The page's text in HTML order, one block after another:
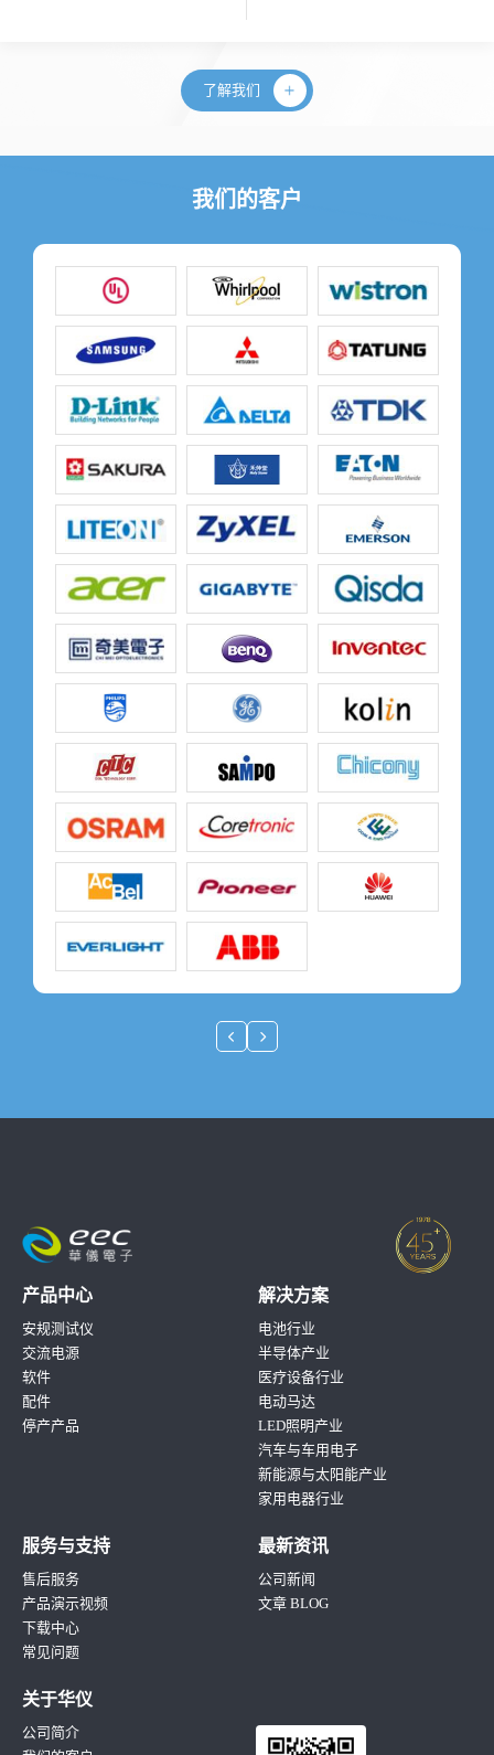
了解我们
我们的客户
产品中心
安规测试仪
交流电源
软件
配件
停产产品
解决方案
电池行业
半导体产业
医疗设备行业
电动马达
LED照明产业
汽车与车用电子
新能源与太阳能产业
家用电器行业
服务与支持
售后服务
产品演示视频
下载中心
常见问题
最新资讯
公司新闻
文章 BLOG
关于华仪
公司简介